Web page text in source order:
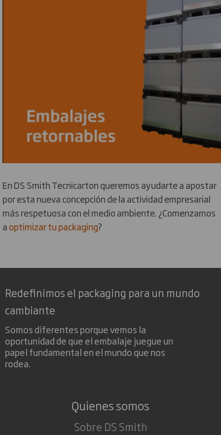
En DS Smith Tecnicarton queremos ayudarte a apostar
por esta nueva concepción de la actividad empresarial
más respetuosa con el medio ambiente. ¿Comenzamos
aoptimizar tu packaging?
Redefinimos el packaging para un mundo
cambiante
Somos diferentes porque vemos la
oportunidad de que el embalaje juegue un
papel fundamental en el mundo que nos
rodea.
Quienes somos
Sobre DS Smith